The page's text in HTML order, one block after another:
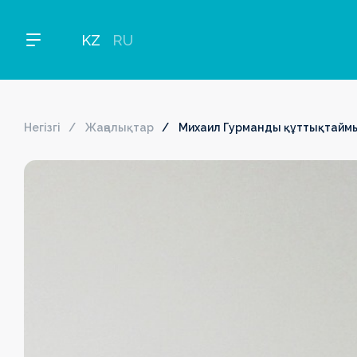
KZ RU
Негізгі Жаңалықтар Михаил Гурманды